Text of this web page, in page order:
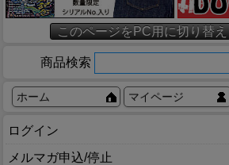
このページをPC用に切り替え
商品検索
ホーム マイページ
ログイン
メルマガ申込/停止